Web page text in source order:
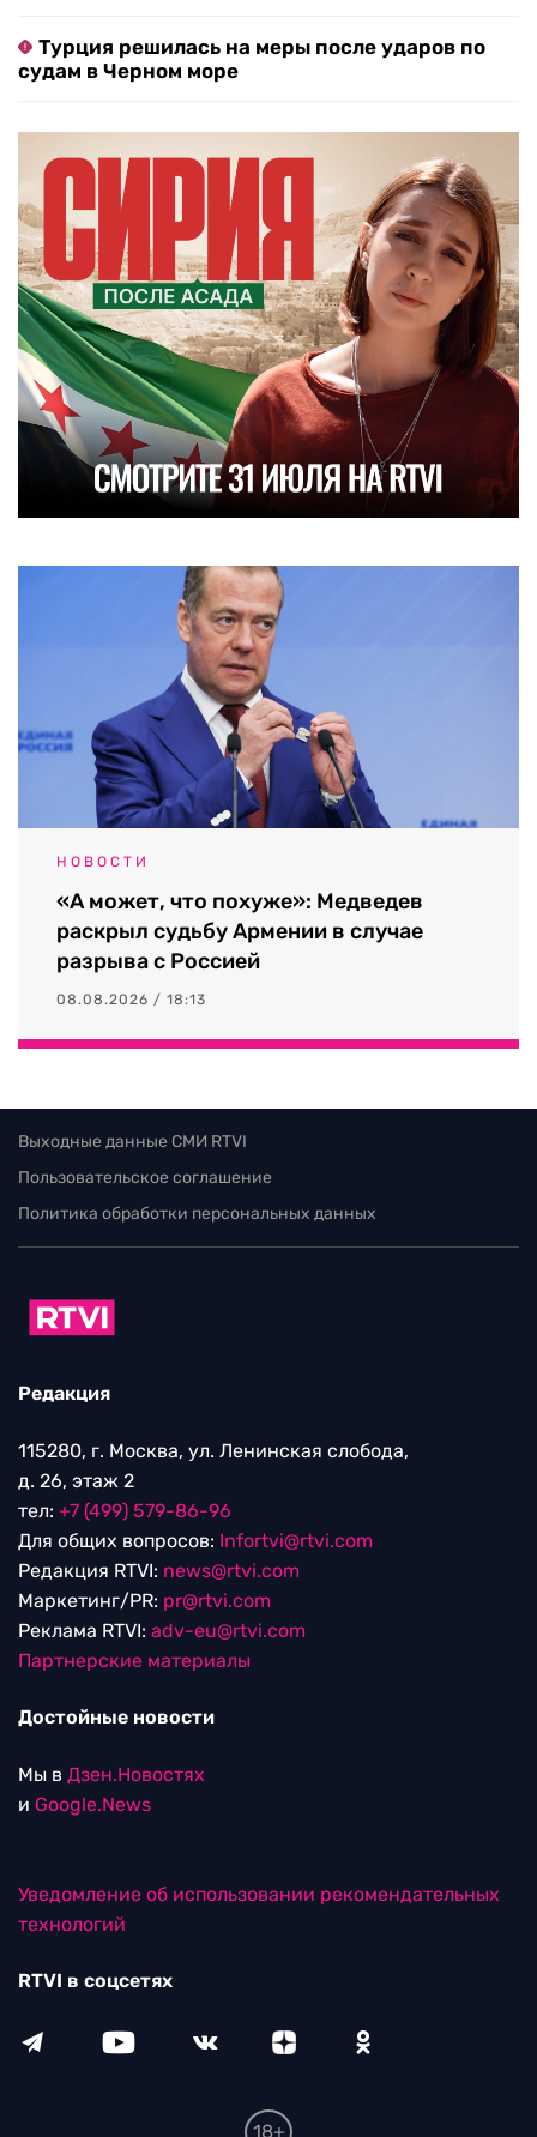
Турция решилась на меры после ударов по
судам в Черном море
НОВОСТИ
«А может, что похуже»: Медведев
раскрыл судьбу Армении в случае
разрыва с Россией
08.08.2026 / 18:13
Выходные данные СМИ RTVI
Пользовательское соглашение
Политика обработки персональных данных
Редакция
115280, г. Москва, ул. Ленинская слобода,
д. 26, этаж 2
тел: +7 (499) 579-86-96
Для общих вопросов: Infortvi@rtvi.com
Редакция RTVI: news@rtvi.com
Маркетинг/PR: pr@rtvi.com
Реклама RTVI: adv-eu@rtvi.com
Партнерские материалы
Достойные новости
Мы в Дзен.Новостях
и Google.News
Уведомление об использовании рекомендательных
технологий
RTVI в соцсетях
18+